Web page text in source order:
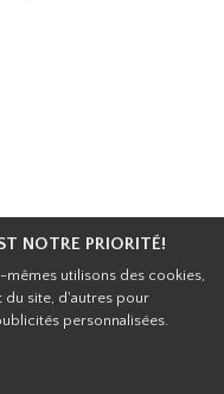
NOTRE PRIORITÉ!
utilisons des cookies,
site, d'autres pour
personnalisées.